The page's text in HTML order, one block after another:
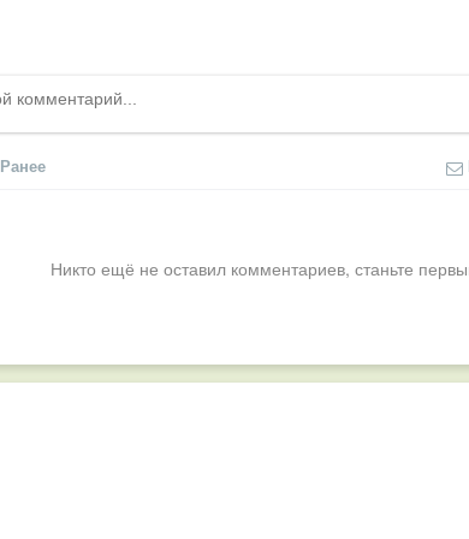
Ранее
Никто ещё не оставил комментариев, станьте